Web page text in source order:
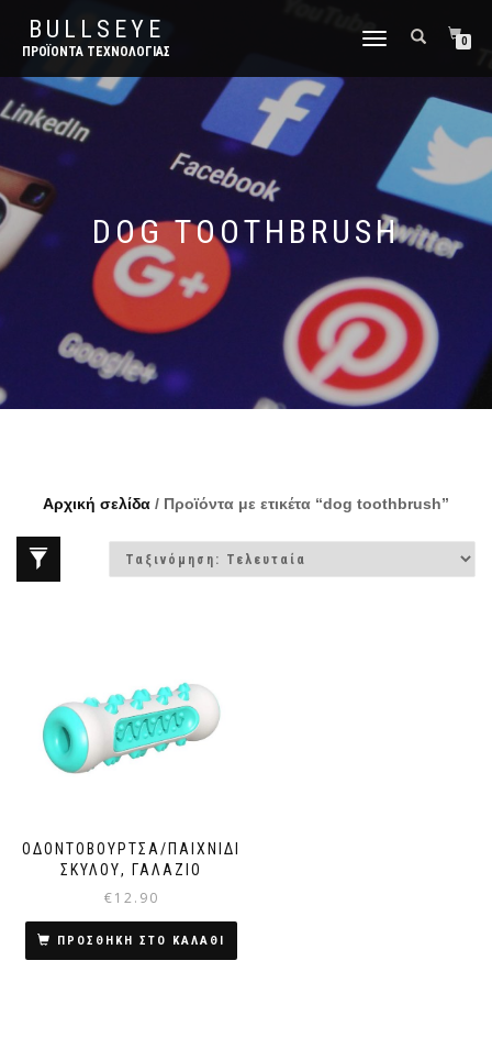
BULLSEYE
ΠΡΟΪΌΝΤΑ ΤΕΧΝΟΛΟΓΊΑΣ
ΕΝΑΛΛΑΓΉ
0
DOG TOOTHBRUSH
Αρχική σελίδα / Προϊόντα με ετικέτα “dog toothbrush”
ΟΔΟΝΤΌΒΟΥΡΤΣΑ/ΠΑΙΧΝΊΔΙ
ΣΚΥΛΟΎ, ΓΑΛΆΖΙΟ
€12.90
ΠΡΟΣΘΗΚΗ ΣΤΟ ΚΑΛΑΘΙ